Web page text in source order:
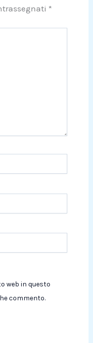
*
web in questo
commento.